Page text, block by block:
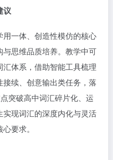
议
一体、创造性模仿的核心
思维品质培养。教学中可
体系，借助智能工具梳理
续、创意输出类任务，落
突破高中词汇碎片化、运
现词汇的深度内化与灵活
要求。